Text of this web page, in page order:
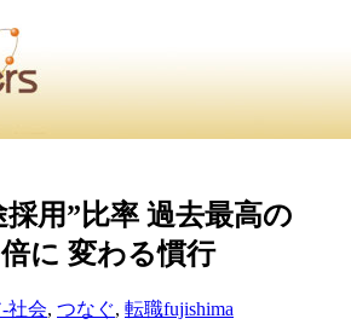
・ ・沿 革・ ・組織図・ ・会
・農林水産省・厚生労働省 認可
採用”比率 過去最高の
に 変わる慣行
社会, つなぐ, 転職fujishima